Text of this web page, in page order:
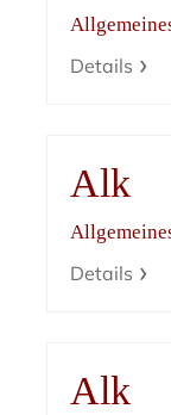
Details
Alk
Details
Alk